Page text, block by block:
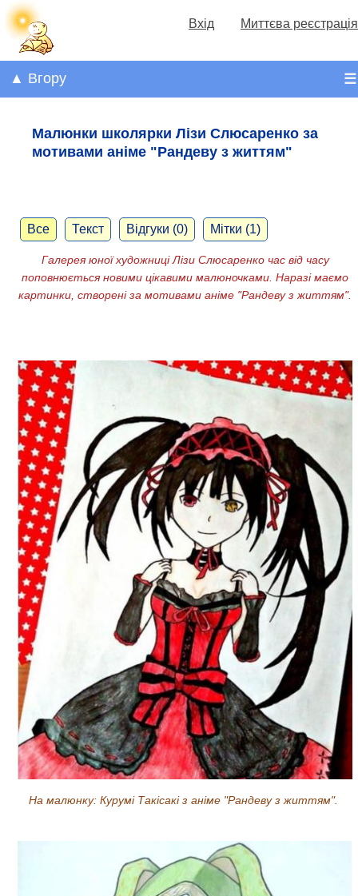
Вхід Миттєва реєстрація
☰
▲ Вгору
Малюнки школярки Лізи Слюсаренко за
мотивами аніме "Рандеву з життям"
Все Текст Відгуки (0) Мітки (1)
Галерея юної художниці Лізи Слюсаренко час від часу
поповнюється новими цікавими малюночками. Наразі маємо
картинки, створені за мотивами аніме "Рандеву з життям".
На малюнку: Курумі Такісакі з аніме "Рандеву з життям".